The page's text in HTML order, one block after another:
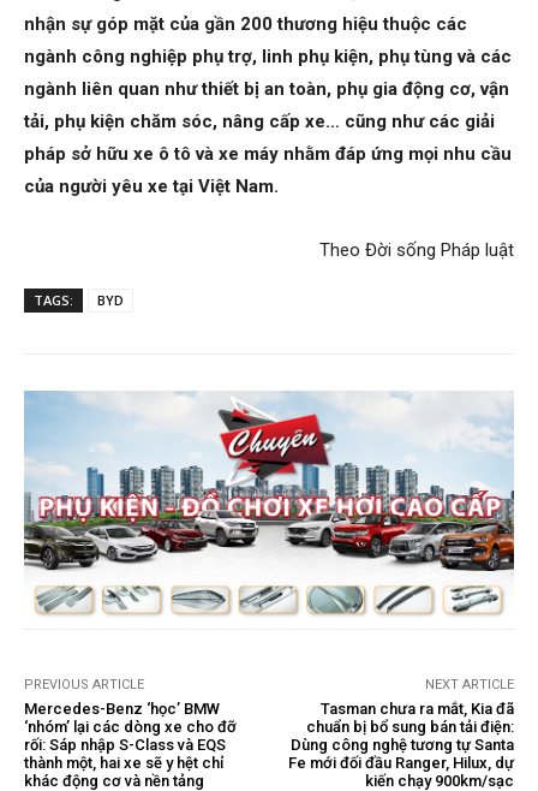
nhận sự góp mặt của gần 200 thương hiệu thuộc các
ngành công nghiệp phụ trợ, linh phụ kiện, phụ tùng và các
ngành liên quan như thiết bị an toàn, phụ gia động cơ, vận
tải, phụ kiện chăm sóc, nâng cấp xe… cũng như các giải
pháp sở hữu xe ô tô và xe máy nhằm đáp ứng mọi nhu cầu
của người yêu xe tại Việt Nam.
Theo Đời sống Pháp luật​
TAGS: BYD
PREVIOUS ARTICLE
Mercedes-Benz ‘học’ BMW
‘nhóm’ lại các dòng xe cho đỡ
rối: Sáp nhập S-Class và EQS
thành một, hai xe sẽ y hệt chỉ
khác động cơ và nền tảng
NEXT ARTICLE
Tasman chưa ra mắt, Kia đã
chuẩn bị bổ sung bán tải điện:
Dùng công nghệ tương tự Santa
Fe mới đối đầu Ranger, Hilux, dự
kiến chạy 900km/sạc